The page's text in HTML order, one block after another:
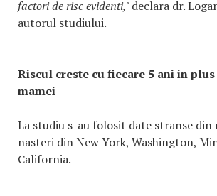
factori de risc evidenti,"declara dr.
autorul studiului.
Riscul creste cu fiecare 5 ani in
mamei
La studiu s-au folosit date stranse din
nasteri din New York, Washington,
California.